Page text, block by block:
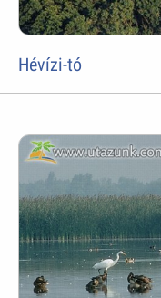
Hévízi-tó